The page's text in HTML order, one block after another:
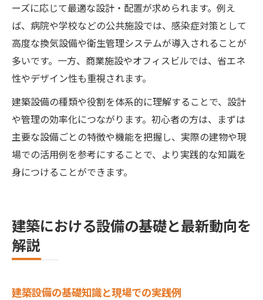
ーズに応じて最適な設計・配置が求められます。例え
ば、病院や学校などの公共施設では、感染症対策として
高度な換気設備や衛生管理システムが導入されることが
多いです。一方、商業施設やオフィスビルでは、省エネ
性やデザイン性も重視されます。
建築設備の種類や役割を体系的に理解することで、設計
や管理の効率化につながります。初心者の方は、まずは
主要な設備ごとの特徴や機能を把握し、実際の建物や現
場での活用例を参考にすることで、より実践的な知識を
身につけることができます。
建築における設備の基礎と最新動向を
解説
建築設備の基礎知識と現場での実践例